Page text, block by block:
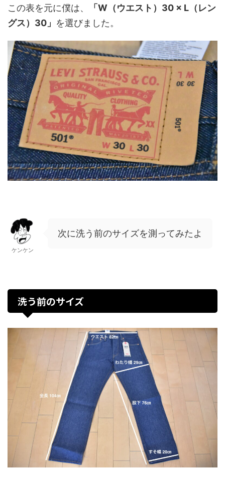
この表を元に僕は、
「W（ウエスト）30 × L（レン
グス）30」 を選びました。
ケンケン
次に洗う前のサイズを測ってみたよ
洗う前のサイズ